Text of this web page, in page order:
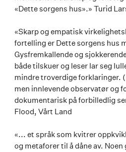
«Dette sorgens hus».» Turid
«Skarp og empatisk
fortelling er Dette sorgens hus
Gysfremkallende og
både tilskuer og leser lar seg
mindre troverdige forklaringer.
men innlevende observatør og
dokumentarisk på forbilledlig
Flood, Vårt Land
«... et språk som kvitrer
og metaforer til å dåne av.